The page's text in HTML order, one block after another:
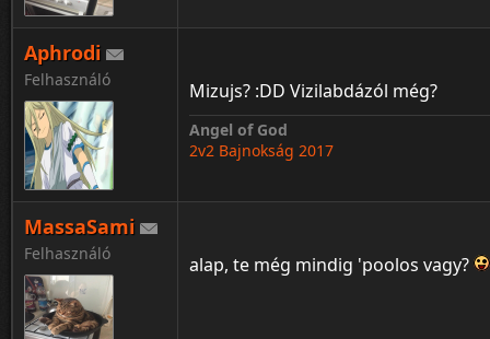
Aphrodi
Felhasználó Mizujs? :DD Vizilabdázól még?
Angel of God
2v2 Bajnokság 2017
MassaSami
Felhasználó alap, te még mindig 'poolos vagy?